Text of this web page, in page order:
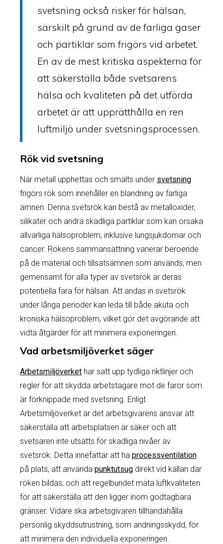
svetsning också risker för hälsan,
särskilt på grund av de farliga gaser
och partiklar som frigörs vid arbetet.
En av de mest kritiska aspekterna för
att säkerställa både svetsarens
hälsa och kvaliteten på det utförda
arbetet är att upprätthålla en ren
luftmiljö under svetsningsprocessen.
Rök vid svetsning
När metall upphettas och smälts under svetsning
frigörs rök som innehåller en blandning av farliga
ämnen. Denna svetsrök kan bestå av metalloxider,
silikater och andra skadliga partiklar som kan orsaka
allvarliga hälsoproblem, inklusive lungsjukdomar och
cancer. Rökens sammansättning varierar beroende
på de material och tillsatsämnen som används, men
gemensamt för alla typer av svetsrök är deras
potentiella fara för hälsan. Att andas in svetsrök
under långa perioder kan leda till både akuta och
kroniska hälsoproblem, vilket gör det avgörande att
vidta åtgärder för att minimera exponeringen.
Vad arbetsmiljöverket säger
Arbetsmiljöverket har satt upp tydliga riktlinjer och
regler för att skydda arbetstagare mot de faror som
är förknippade med svetsning. Enligt
Arbetsmiljöverket är det arbetsgivarens ansvar att
säkerställa att arbetsplatsen är säker och att
svetsaren inte utsätts för skadliga nivåer av
svetsrök. Detta innefattar att ha processventilation
på plats, att använda punktutsug direkt vid källan där
röken bildas, och att regelbundet mäta luftkvaliteten
för att säkerställa att den ligger inom godtagbara
gränser. Vidare ska arbetsgivaren tillhandahålla
personlig skyddsutrustning, som andningsskydd, för
att minimera den individuella exponeringen.